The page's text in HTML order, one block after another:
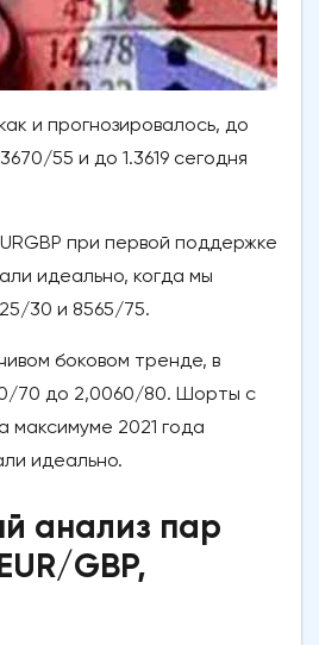
и прогнозировалось, до
55 и до 1.3619 сегодня
при первой поддержке
идеально, когда мы
30 и 8565/75.
боковом тренде, в
70 до 2,0060/80. Шорты с
максимуме 2021 года
идеально.
анализ пар
GBP,